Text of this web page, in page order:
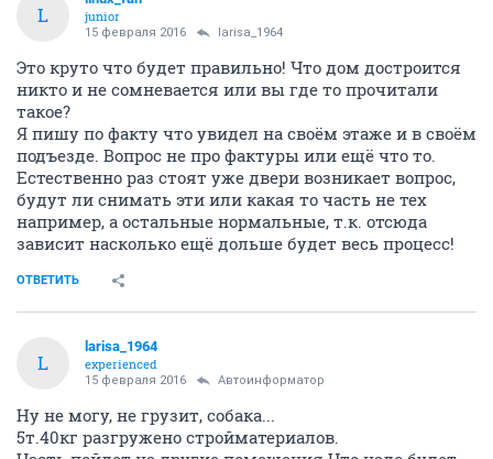
L
junior
15 февраля 2016 larisa_1964
Это круто что будет правильно! Что дом достроится
никто и не сомневается или вы где то прочитали
такое?
Я пишу по факту что увидел на своём этаже и в своём
подъезде. Вопрос не про фактуры или ещё что то.
Естественно раз стоят уже двери возникает вопрос,
будут ли снимать эти или какая то часть не тех
например, а остальные нормальные, т.к. отсюда
зависит насколько ещё дольше будет весь процесс!
ОТВЕТИТЬ
L
larisa_1964
experienced
15 февраля 2016 Автоинформатор
Ну не могу, не грузит, собака...
5т.40кг разгружено стройматериалов.